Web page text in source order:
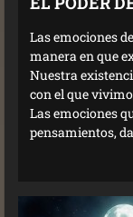
Las emociones
manera en que
Nuestra
con el que
Las emociones
pensamientos,